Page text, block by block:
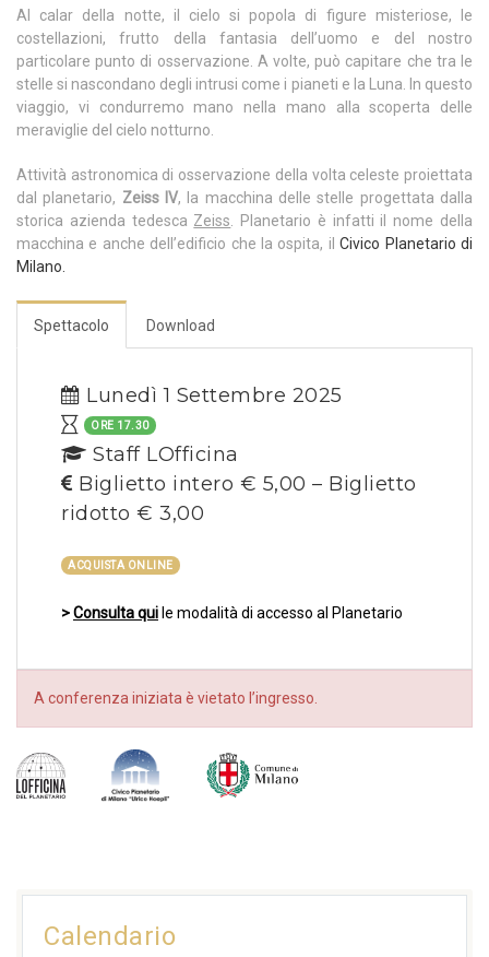
Al calar della notte, il cielo si popola di figure misteriose, le
costellazioni, frutto della fantasia dell’uomo e del nostro
particolare punto di osservazione. A volte, può capitare che tra le
stelle si nascondano degli intrusi come i pianeti e la Luna. In questo
viaggio, vi condurremo mano nella mano alla scoperta delle
meraviglie del cielo notturno.
Attività astronomica di osservazione della volta celeste proiettata
dal planetario, Zeiss IV, la macchina delle stelle progettata dalla
storica azienda tedesca Zeiss. Planetario è infatti il nome della
macchina e anche dell’edificio che la ospita, ilCivico Planetario di
Milano.
Spettacolo Download
Lunedì 1 Settembre 2025
ORE 17.30
Staff LOfficina
Biglietto intero € 5,00 – Biglietto
ridotto € 3,00
ACQUISTA ONLINE
>Consulta qui le modalità di accesso al Planetario
A conferenza iniziata è vietato l’ingresso.
Calendario